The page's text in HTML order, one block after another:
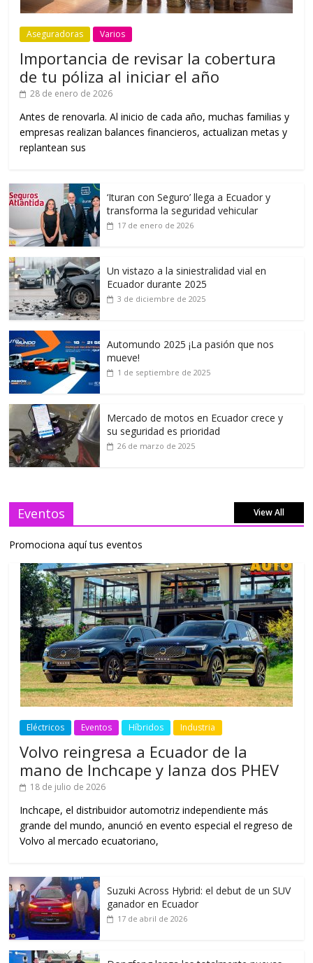
Aseguradoras Varios
Importancia de revisar la cobertura
de tu póliza al iniciar el año
28 de enero de 2026
Antes de renovarla. Al inicio de cada año, muchas familias y
empresas realizan balances financieros, actualizan metas y
replantean sus
‘Ituran con Seguro’ llega a Ecuador y
transforma la seguridad vehicular
17 de enero de 2026
Un vistazo a la siniestralidad vial en
Ecuador durante 2025
3 de diciembre de 2025
Automundo 2025 ¡La pasión que nos
mueve!
1 de septiembre de 2025
Mercado de motos en Ecuador crece y
su seguridad es prioridad
26 de marzo de 2025
Eventos View All
Promociona aquí tus eventos
Eléctricos Eventos Híbridos Industria
Volvo reingresa a Ecuador de la
mano de Inchcape y lanza dos PHEV
18 de julio de 2026
Inchcape, el distribuidor automotriz independiente más
grande del mundo, anunció en evento especial el regreso de
Volvo al mercado ecuatoriano,
Suzuki Across Hybrid: el debut de un SUV
ganador en Ecuador
17 de abril de 2026